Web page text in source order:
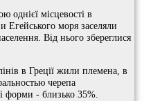
місцевості в
Егейського моря заселяли
Від нього збереглися
в Греції жили племена, в
черепа
форми - близько 35%.